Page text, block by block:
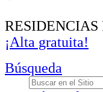
RESIDENCIAS
¡Alta gratuita!
Búsqueda